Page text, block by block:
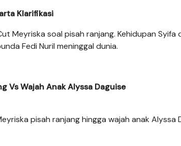
Klarifikasi
Meyriska soal pisah ranjang. Kehidupan Syifa
Fedi Nuril meninggal dunia.
Vs Wajah Anak Alyssa Daguise
pisah ranjang hingga wajah anak Alyssa